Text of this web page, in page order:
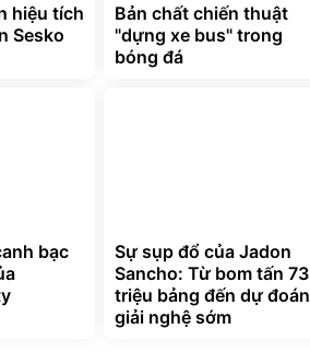
hiệu tích
Sesko
Bản chất chiến thuật
"dựng xe bus" trong
bóng đá
bạc
Sự sụp đổ của Jadon
Sancho: Từ bom tấn 73
triệu bảng đến dự đoán
giải nghệ sớm